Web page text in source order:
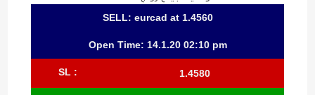
SELL: eurcad at 1.4560
Open Time: 14.1.20 02:10 pm
1.4580
: SL